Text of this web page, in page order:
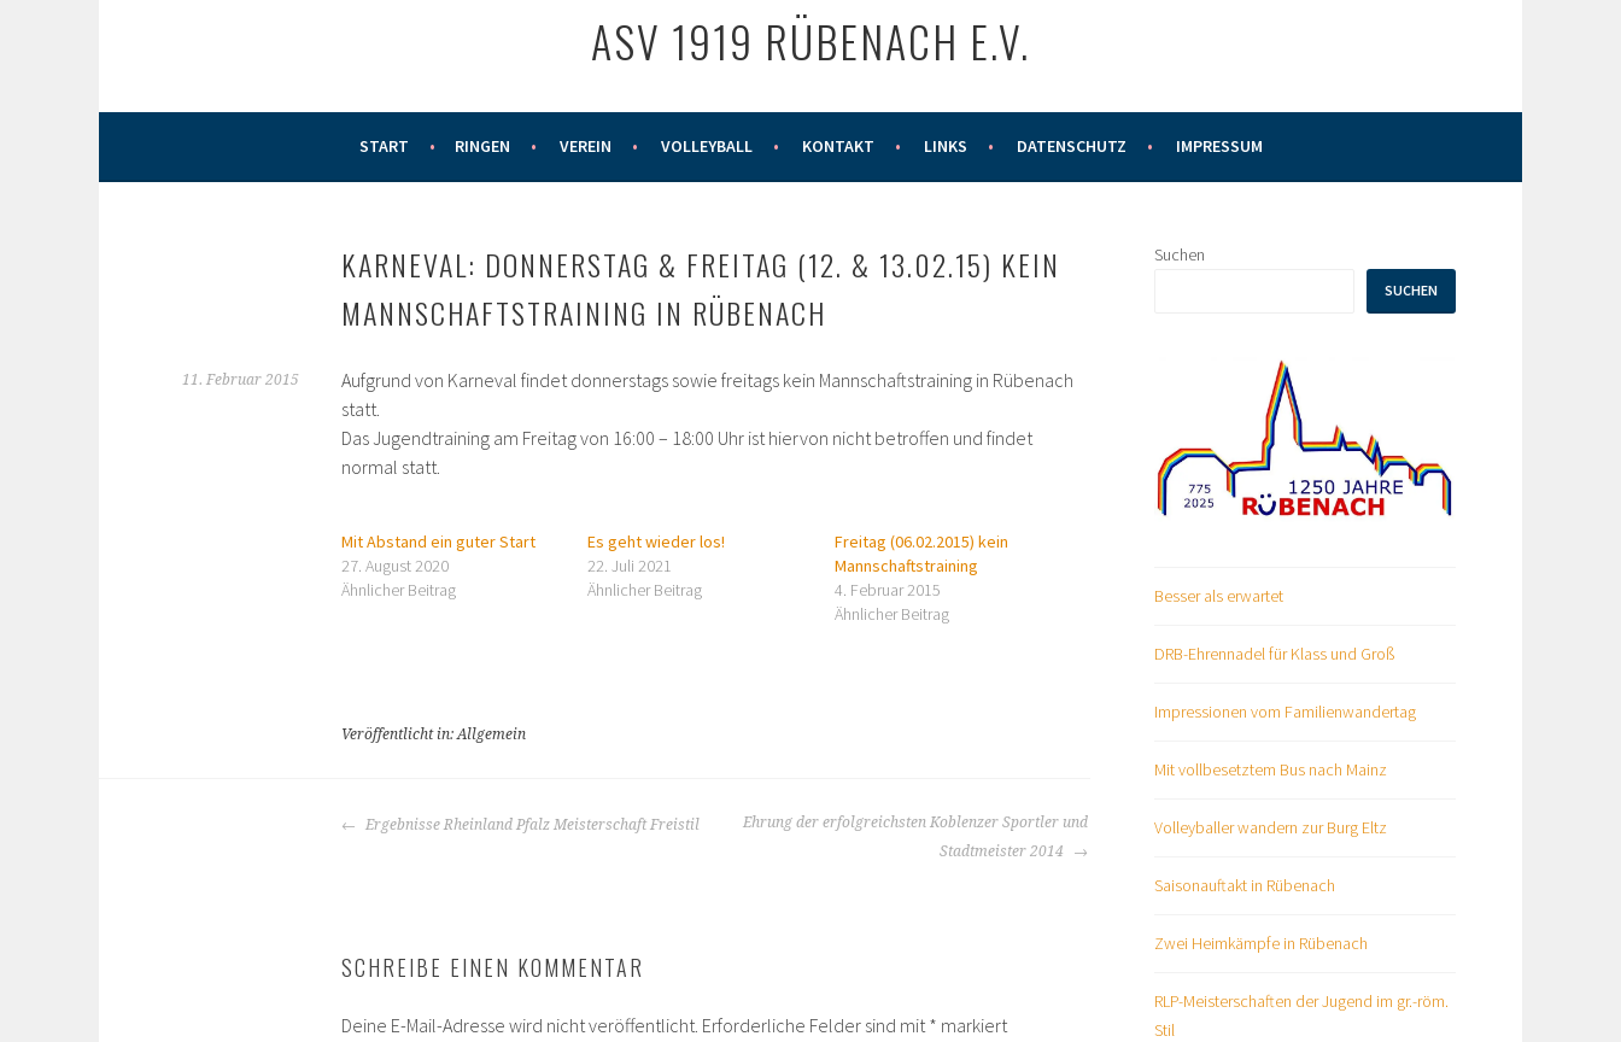
ASV 1919 RÜBENACH E.V.
START RINGEN VEREIN VOLLEYBALL KONTAKT LINKS DATENSCHUTZ IMPRESSUM
KARNEVAL: DONNERSTAG & FREITAG (12. & 13.02.15) KEIN
MANNSCHAFTSTRAINING IN RÜBENACH
11. Februar 2015
Aufgrund von Karneval findet donnerstags sowie freitags kein Mannschaftstraining in Rübenach
statt.
Das Jugendtraining am Freitag von 16:00 – 18:00 Uhr ist hiervon nicht betroffen und findet
normal statt.
Mit Abstand ein guter Start
27. August 2020
Ähnlicher Beitrag
Es geht wieder los!
22. Juli 2021
Ähnlicher Beitrag
Freitag (06.02.2015) kein
Mannschaftstraining
4. Februar 2015
Ähnlicher Beitrag
Veröffentlicht in: Allgemein
BEITRAGS-
Ergebnisse Rheinland Pfalz Meisterschaft Freistil
Ehrung der erfolgreichsten Koblenzer Sportler und
Stadtmeister 2014
SCHREIBE EINEN KOMMENTAR
Deine E-Mail-Adresse wird nicht veröffentlicht. Erforderliche Felder sind mit * markiert
Suchen
SUCHEN
Besser als erwartet
DRB-Ehrennadel für Klass und Groß
Impressionen vom Familienwandertag
Mit vollbesetztem Bus nach Mainz
Volleyballer wandern zur Burg Eltz
Saisonauftakt in Rübenach
Zwei Heimkämpfe in Rübenach
RLP-Meisterschaften der Jugend im gr.-röm.
Stil